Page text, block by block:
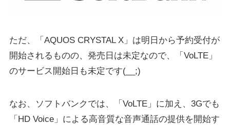
ただ、「AQUOS CRYSTAL X」は明日から予約受付が
開始されるものの、発売日は未定なので、「VoLTE」
のサービス開始日も未定です(__;)
なお、ソフトバンクでは、「VoLTE」に加え、3Gでも
「HD Voice」による高音質な音声通話の提供を開始す